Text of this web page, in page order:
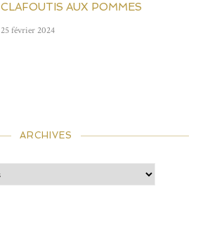
CLAFOUTIS AUX POMMES
25 février 2024
ARCHIVES